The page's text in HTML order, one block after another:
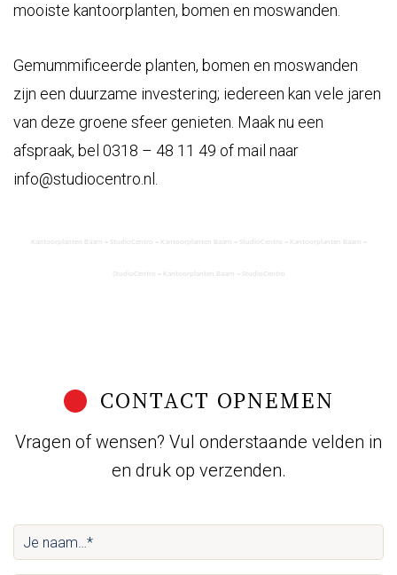
mooiste kantoorplanten, bomen en moswanden.
Gemummificeerde planten, bomen en moswanden
zijn een duurzame investering; iedereen kan vele jaren
van deze groene sfeer genieten. Maak nu een
afspraak, bel 0318 – 48 11 49 of mail naar
info@studiocentro.nl
Kantoorplanten Baarn = StudioCentro = Kantoorplanten Baarn = StudioCentro = Kantoorplanten Baarn =
StudioCentro = Kantoorplanten Baarn = StudioCentro
CONTACT OPNEMEN
Vragen of wensen? Vul onderstaande velden in
en druk op verzenden.
naam…